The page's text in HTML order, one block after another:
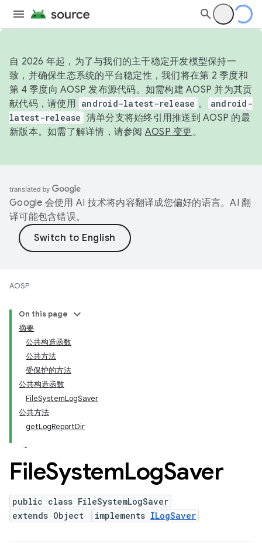
自 2026 年起，为了与我们的主干稳定开发模型保持一
致，并确保生态系统的平台稳定性，我们将在第 2 季度和
第 4 季度向 AOSP 发布源代码。如需构建 AOSP 并为其贡
献代码，请使用 android-latest-release 。
android-
latest-release 清单分支将始终引用推送到 AOSP 的最
新版本。如需了解详情，请参阅 AOSP 变更。
Google 会使用 AI 技术将内容翻译成您偏好的语言。AI 翻
译可能包含错误。
AOSP
On this page
摘要
公共构造函数
公共方法
受保护的方法
公共构造函数
FileSystemLogSaver
公共方法
getLogReportDir
FileSystemLogSaver
public class FileSystemLogSaver
extends Object
implements ILogSaver